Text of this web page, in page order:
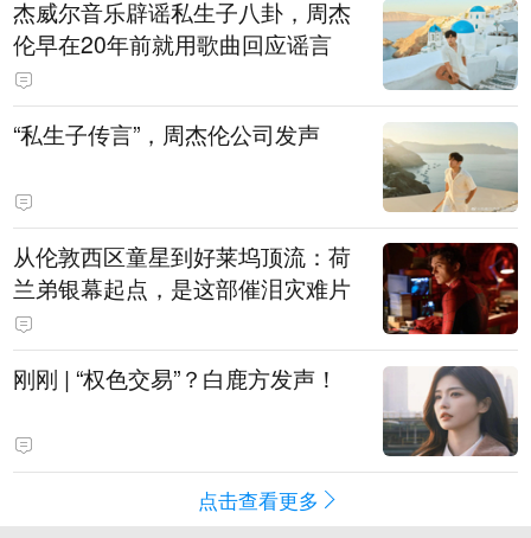
杰威尔音乐辟谣私生子八卦，周杰
伦早在20年前就用歌曲回应谣言
“私生子传言”，周杰伦公司发声
从伦敦西区童星到好莱坞顶流：荷
兰弟银幕起点，是这部催泪灾难片
刚刚 | “权色交易”？白鹿方发声！
点击查看更多